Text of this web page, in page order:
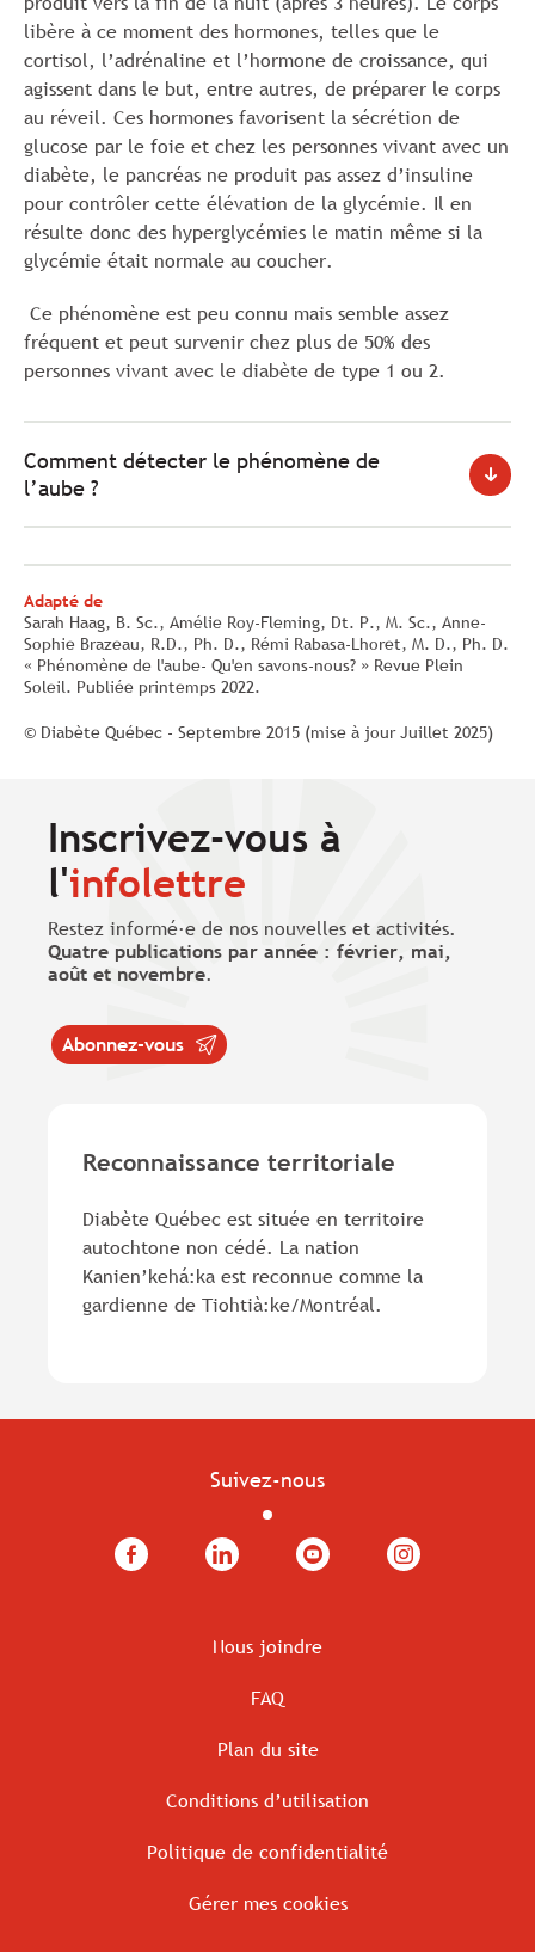
libère à ce moment des hormones, telles que le
cortisol, l’adrénaline et l’hormone de croissance, qui
agissent dans le but, entre autres, de préparer le corps
au réveil. Ces hormones favorisent la sécrétion de
glucose par le foie et chez les personnes vivant avec un
diabète, le pancréas ne produit pas assez d’insuline
pour contrôler cette élévation de la glycémie. Il en
résulte donc des hyperglycémies le matin même si la
glycémie était normale au coucher.
Ce phénomène est peu connu mais semble assez
fréquent et peut survenir chez plus de 50% des
personnes vivant avec le diabète de type 1 ou 2.
Comment détecter le phénomène de
l’aube ?
Adapté de
Sarah Haag, B. Sc., Amélie Roy-Fleming, Dt. P., M. Sc., Anne-
Sophie Brazeau, R.D., Ph. D., Rémi Rabasa-Lhoret, M. D., Ph. D.
« Phénomène de l'aube- Qu'en savons-nous? » Revue Plein
Soleil. Publiée printemps 2022.
© Diabète Québec - Septembre 2015 (mise à jour Juillet 2025)
Inscrivez-vous à
l'infolettre
Restez informé·e de nos nouvelles et activités.
Quatre publications par année : février, mai,
août et novembre.
Abonnez-vous
Reconnaissance territoriale
Diabète Québec est située en territoire
autochtone non cédé. La nation
Kanien’kehá:ka est reconnue comme la
gardienne de Tiohtià:ke/Montréal.
Suivez-nous
Facebook LinkedIn YouTube Instagram
Nous joindre
FAQ
Plan du site
Conditions d’utilisation
Politique de confidentialité
Gérer mes cookies